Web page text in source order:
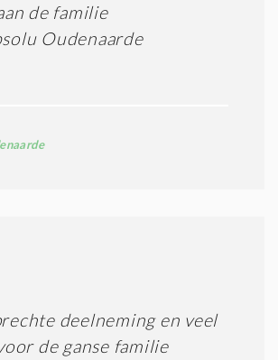
de familie
Oudenaarde
deelneming en veel
de ganse familie